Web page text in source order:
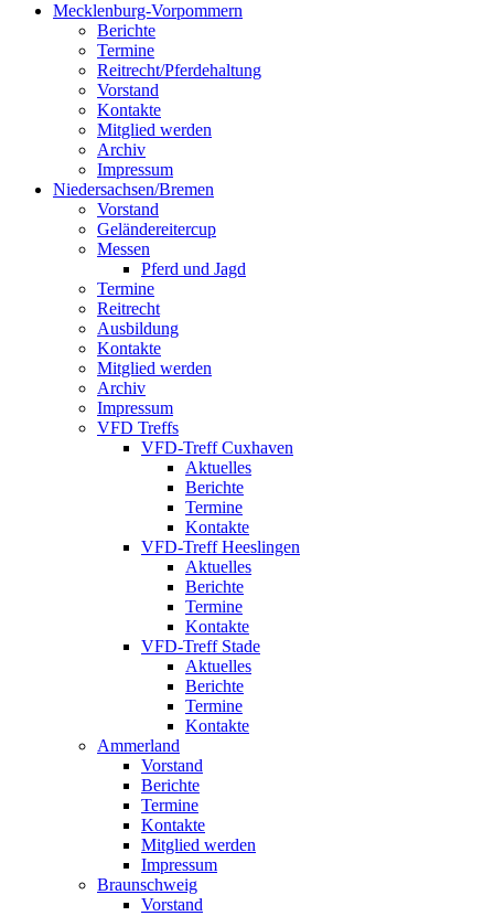
Mecklenburg-Vorpommern
Berichte
Termine
Reitrecht/Pferdehaltung
Vorstand
Kontakte
Mitglied werden
Archiv
Impressum
Niedersachsen/Bremen
Vorstand
Geländereitercup
Messen
Pferd und Jagd
Termine
Reitrecht
Ausbildung
Kontakte
Mitglied werden
Archiv
Impressum
VFD Treffs
VFD-Treff Cuxhaven
Aktuelles
Berichte
Termine
Kontakte
VFD-Treff Heeslingen
Aktuelles
Berichte
Termine
Kontakte
VFD-Treff Stade
Aktuelles
Berichte
Termine
Kontakte
Ammerland
Vorstand
Berichte
Termine
Kontakte
Mitglied werden
Impressum
Braunschweig
Vorstand